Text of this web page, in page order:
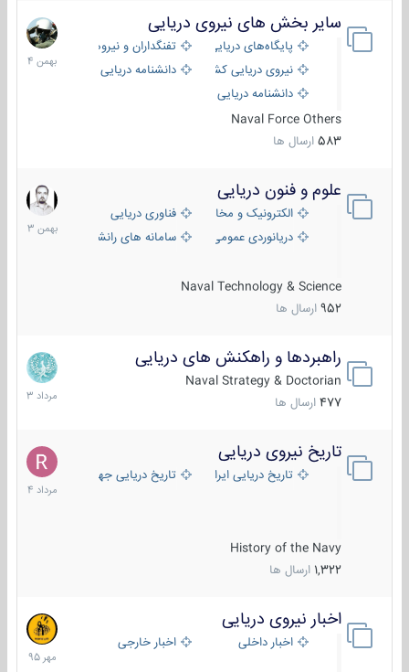
سایر بخش های نیروی دریایی
پایگاه‌های دریایی
تفنگداران و نیروهای ویژه‌ی دریایی
نیروی دریایی کشورهای مختلفدانشنامه دریایی
دانشنامه دریایی کپی
Naval Force Others
583 ارسال ها
22
بهمن
1404
علوم و فنون دریایی
الکترونیک و مخابرات دریاییفناوری دریایی
دریانوردی عمومی
سامانه های رانشی دریایی
Naval Technology & Science
952 ارسال ها
6
بهمن
1403
راهبردها و راهکنش های دریایی
Naval Strategy & Doctorian
477 ارسال ها
2
مرداد
1403
تاریخ نیروی دریایی
تاریخ دریایی ایران تاریخ دریایی جهان
History of the Navy
1,322 ارسال ها
16
مرداد
1404
اخبار نیروی دریایی
اخبار داخلی اخبار خارجی
27
مهر
1395